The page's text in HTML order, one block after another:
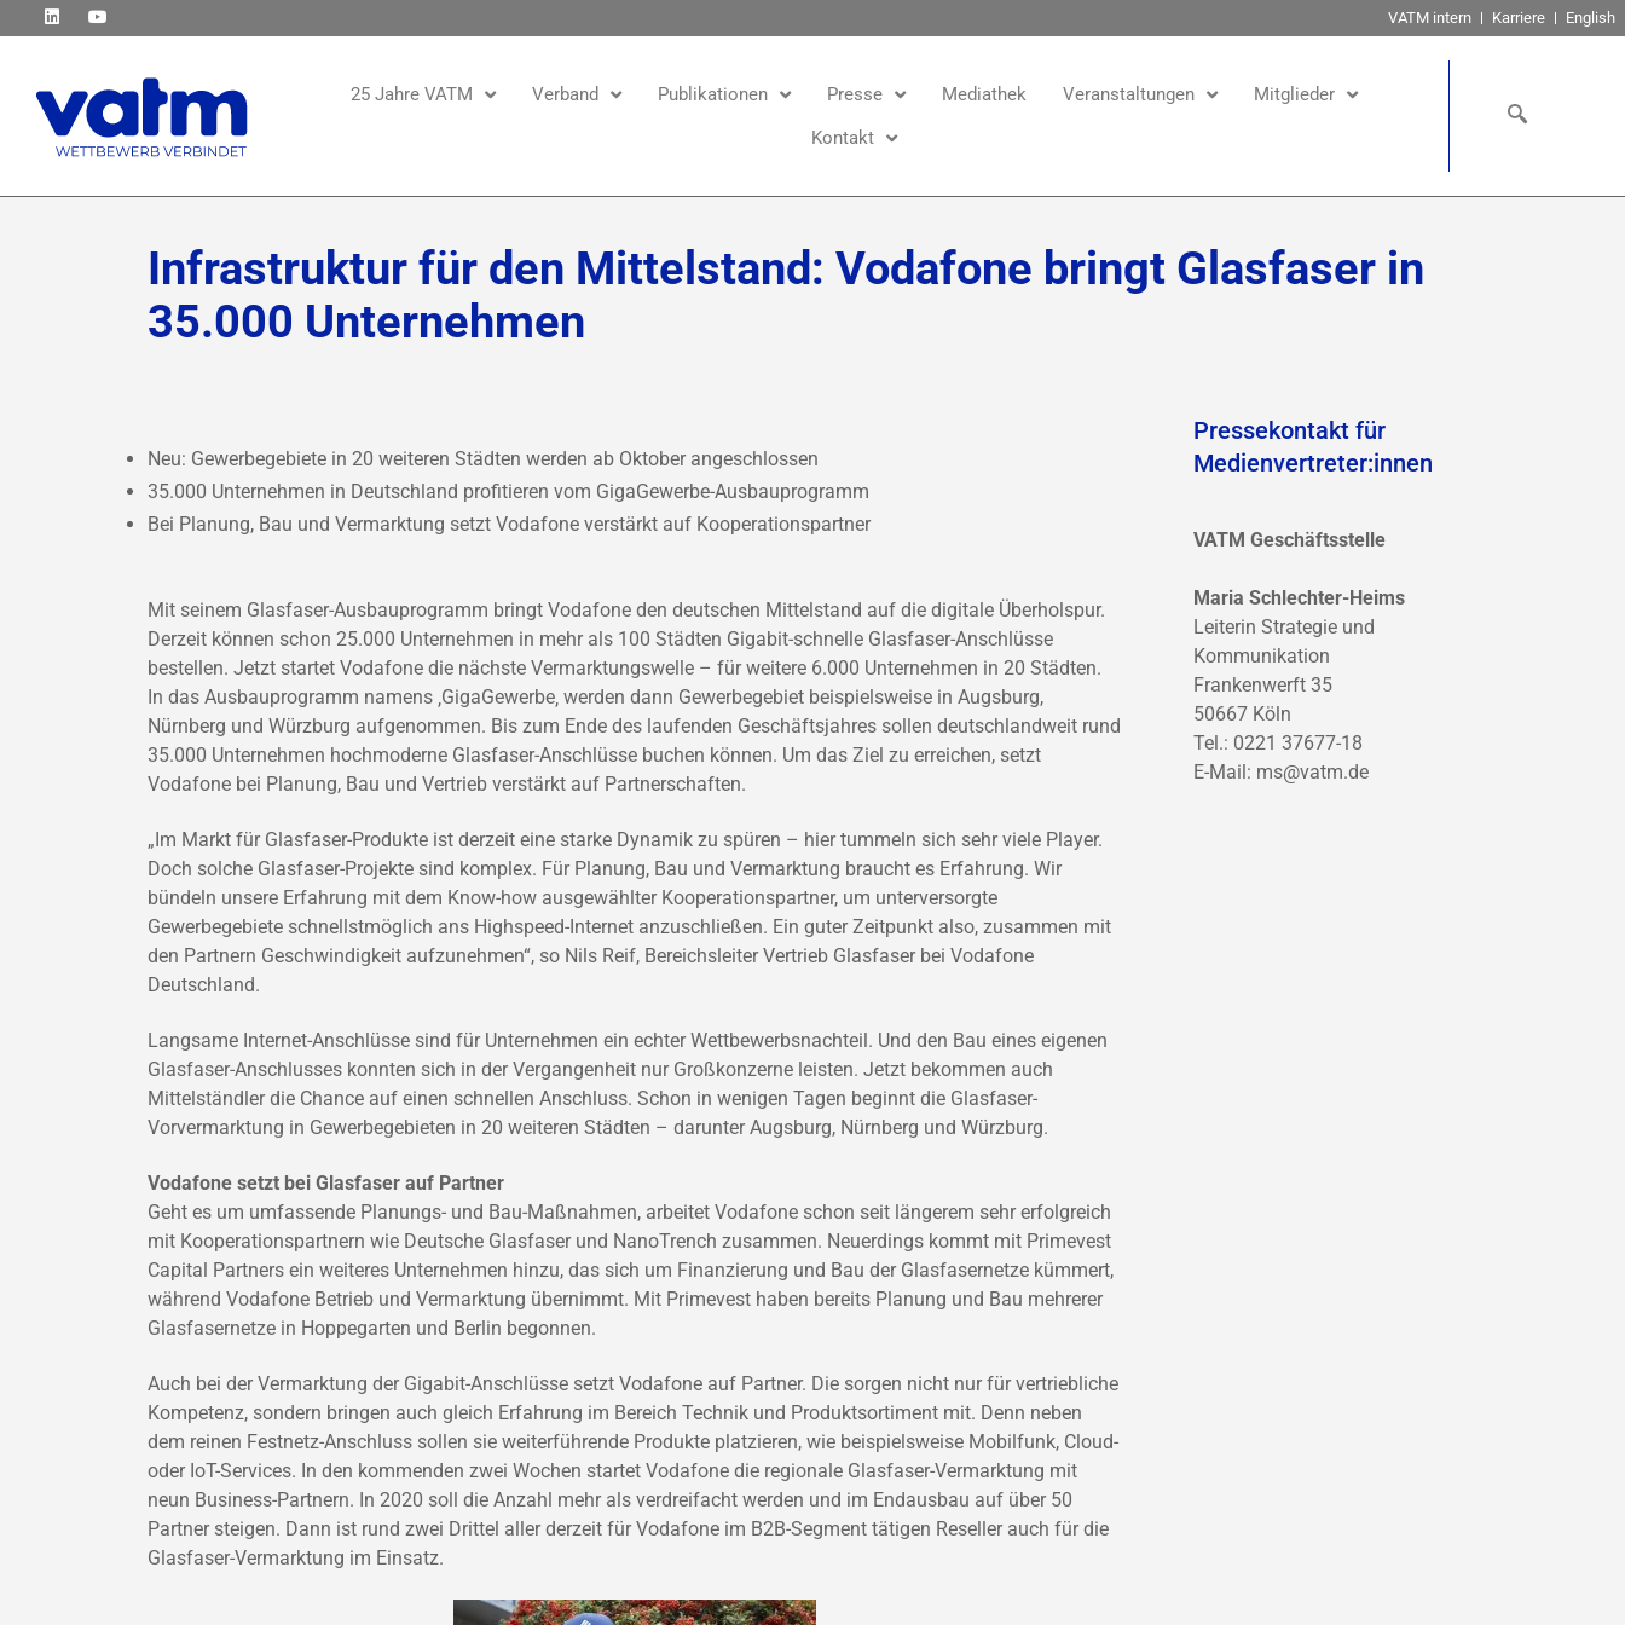
VATM intern Karriere English
25 Jahre VATM Verband Publikationen Presse Mediathek Veranstaltungen
Mitglieder
Kontakt
Infrastruktur für den Mittelstand: Vodafone bringt Glasfaser in
35.000 Unternehmen
Neu: Gewerbegebiete in 20 weiteren Städten werden ab Oktober angeschlossen
35.000 Unternehmen in Deutschland profitieren vom GigaGewerbe-Ausbauprogramm
Bei Planung, Bau und Vermarktung setzt Vodafone verstärkt auf Kooperationspartner
Mit seinem Glasfaser-Ausbauprogramm bringt Vodafone den deutschen Mittelstand auf die digitale Überholspur.
Derzeit können schon 25.000 Unternehmen in mehr als 100 Städten Gigabit-schnelle Glasfaser-Anschlüsse
bestellen. Jetzt startet Vodafone die nächste Vermarktungswelle – für weitere 6.000 Unternehmen in 20 Städten.
In das Ausbauprogramm namens ‚GigaGewerbe‚ werden dann Gewerbegebiet beispielsweise in Augsburg,
Nürnberg und Würzburg aufgenommen. Bis zum Ende des laufenden Geschäftsjahres sollen deutschlandweit rund
35.000 Unternehmen hochmoderne Glasfaser-Anschlüsse buchen können. Um das Ziel zu erreichen, setzt
Vodafone bei Planung, Bau und Vertrieb verstärkt auf Partnerschaften.
„Im Markt für Glasfaser-Produkte ist derzeit eine starke Dynamik zu spüren – hier tummeln sich sehr viele Player.
Doch solche Glasfaser-Projekte sind komplex. Für Planung, Bau und Vermarktung braucht es Erfahrung. Wir
bündeln unsere Erfahrung mit dem Know-how ausgewählter Kooperationspartner, um unterversorgte
Gewerbegebiete schnellstmöglich ans Highspeed-Internet anzuschließen. Ein guter Zeitpunkt also, zusammen mit
den Partnern Geschwindigkeit aufzunehmen“, so Nils Reif, Bereichsleiter Vertrieb Glasfaser bei Vodafone
Deutschland.
Langsame Internet-Anschlüsse sind für Unternehmen ein echter Wettbewerbsnachteil. Und den Bau eines eigenen
Glasfaser-Anschlusses konnten sich in der Vergangenheit nur Großkonzerne leisten. Jetzt bekommen auch
Mittelständler die Chance auf einen schnellen Anschluss. Schon in wenigen Tagen beginnt die Glasfaser-
Vorvermarktung in Gewerbegebieten in 20 weiteren Städten – darunter Augsburg, Nürnberg und Würzburg.
Vodafone setzt bei Glasfaser auf Partner
Geht es um umfassende Planungs- und Bau-Maßnahmen, arbeitet Vodafone schon seit längerem sehr erfolgreich
mit Kooperationspartnern wie Deutsche Glasfaser und NanoTrench zusammen. Neuerdings kommt mit Primevest
Capital Partners ein weiteres Unternehmen hinzu, das sich um Finanzierung und Bau der Glasfasernetze kümmert,
während Vodafone Betrieb und Vermarktung übernimmt. Mit Primevest haben bereits Planung und Bau mehrerer
Glasfasernetze in Hoppegarten und Berlin begonnen.
Auch bei der Vermarktung der Gigabit-Anschlüsse setzt Vodafone auf Partner. Die sorgen nicht nur für vertriebliche
Kompetenz, sondern bringen auch gleich Erfahrung im Bereich Technik und Produktsortiment mit. Denn neben
dem reinen Festnetz-Anschluss sollen sie weiterführende Produkte platzieren, wie beispielsweise Mobilfunk, Cloud-
oder IoT-Services. In den kommenden zwei Wochen startet Vodafone die regionale Glasfaser-Vermarktung mit
neun Business-Partnern. In 2020 soll die Anzahl mehr als verdreifacht werden und im Endausbau auf über 50
Partner steigen. Dann ist rund zwei Drittel aller derzeit für Vodafone im B2B-Segment tätigen Reseller auch für die
Glasfaser-Vermarktung im Einsatz.
Pressekontakt für
Medienvertreter:innen
VATM Geschäftsstelle
Maria Schlechter-Heims
Leiterin Strategie und
Kommunikation
Frankenwerft 35
50667 Köln
Tel.: 0221 37677-18
E-Mail: ms@vatm.de